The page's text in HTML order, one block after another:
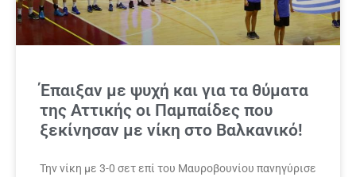
Έπαιξαν με ψυχή και για τα θύματα
της Αττικής οι Παμπαίδες που
ξεκίνησαν με νίκη στο Βαλκανικό!
Την νίκη με 3-0 σετ επί του Μαυροβουνίου πανηγύρισε